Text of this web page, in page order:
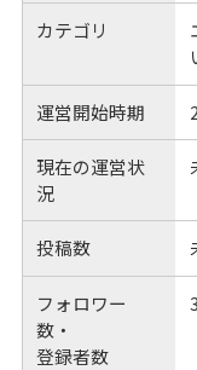
カテゴリ
運営開始時期
現在の運営状
況
投稿数
フォロワー
数・
登録者数